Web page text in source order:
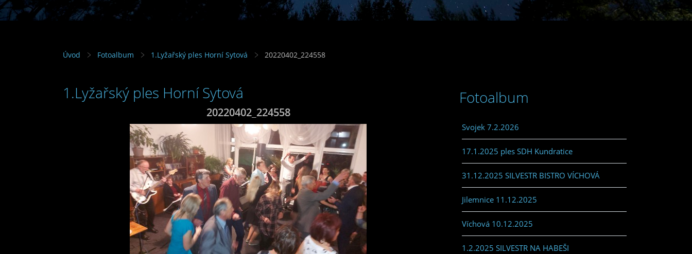
Úvod Fotoalbum 1.Lyžařský ples Horní Sytová 20220402_224558
1.Lyžařský ples Horní Sytová
20220402_224558
Fotoalbum
Svojek 7.2.2026
17.1.2025 ples SDH Kundratice
31.12.2025 SILVESTR BISTRO VÍCHOVÁ
Jilemnice 11.12.2025
Víchová 10.12.2025
1.2.2025 SILVESTR NA HABEŠI